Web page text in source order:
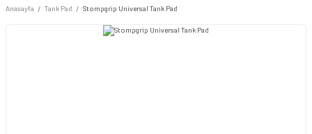
Anasayfa Tank Pad Stompgrip Universal Tank Pad